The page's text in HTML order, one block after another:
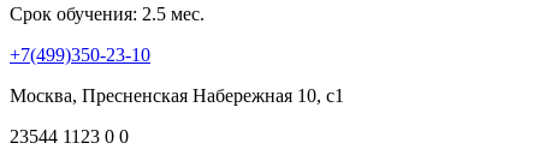
Срок обучения: 2.5 мес.
+7(499)350-23-10
Москва, Пресненская Набережная 10, с1
23544 1123 0 0